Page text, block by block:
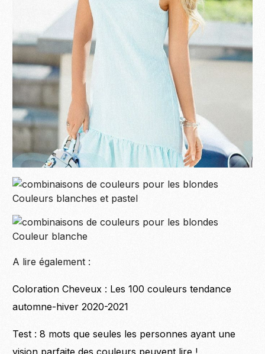
A lire également :
Coloration Cheveux : Les 100 couleurs tendance
automne-hiver 2020-2021
Test : 8 mots que seules les personnes ayant une
vision parfaite des couleurs peuvent lire !